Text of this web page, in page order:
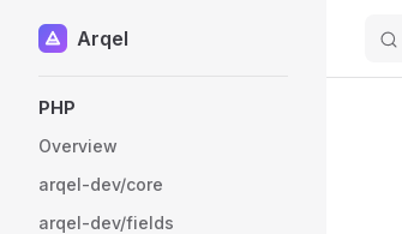
Skip to content
Arqel
PHP
Overview
arqel-dev/core
arqel-dev/fields